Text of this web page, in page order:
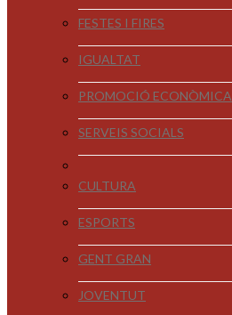
FESTES I FIRES
IGUALTAT
PROMOCIÓ ECONÒMICA
SERVEIS SOCIALS
CULTURA
ESPORTS
GENT GRAN
JOVENTUT